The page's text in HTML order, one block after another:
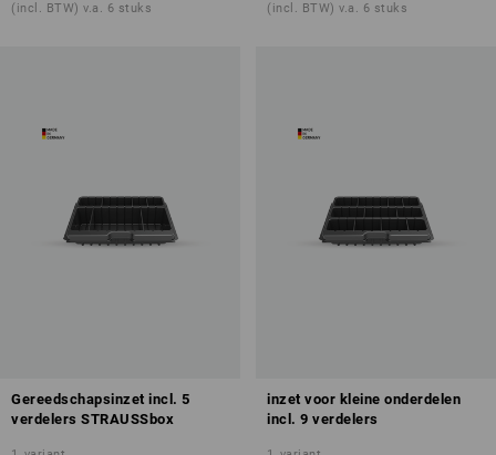
(incl. BTW) v.a. 6 stuks (incl. BTW) v.a. 6 stuks
Gereedschapsinzet incl. 5
verdelers STRAUSSbox
inzet voor kleine onderdelen
incl. 9 verdelers